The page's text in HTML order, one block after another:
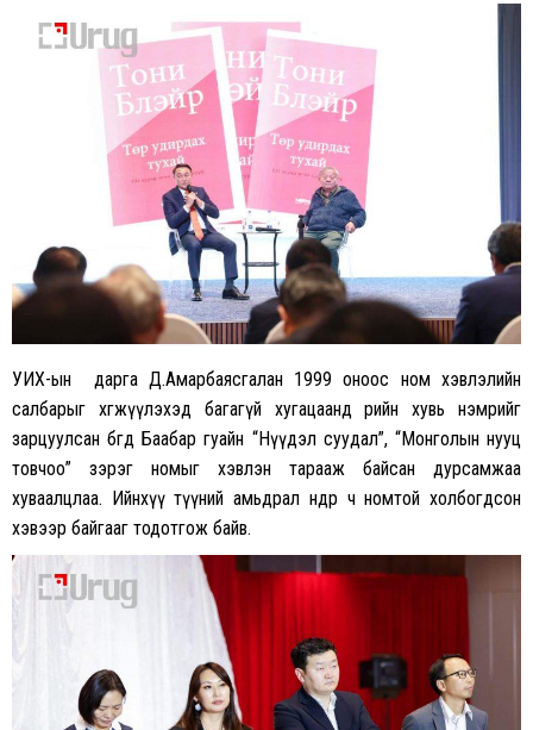
УИХ-ын дарга Д.Амарбаясгалан 1999 оноос ном хэвлэлийн
салбарыг хөгжүүлэхэд багагүй хугацаанд өөрийн хувь нэмрийг
зарцуулсан бөгөөд Баабар гуайн “Нүүдэл суудал”, “Монголын нууц
товчоо” зэрэг номыг хэвлэн тарааж байсан дурсамжаа
хуваалцлаа. Ийнхүү түүний амьдрал өнөөдөр ч номтой холбогдсон
хэвээр байгааг тодотгож байв.